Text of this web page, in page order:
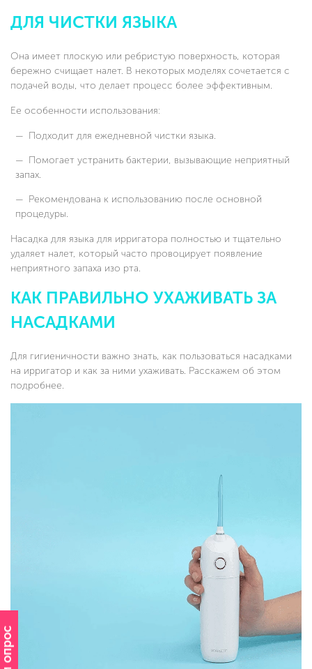
ДЛЯ ЧИСТКИ ЯЗЫКА
Она имеет плоскую или ребристую поверхность, которая
бережно счищает налет. В некоторых моделях сочетается с
подачей воды, что делает процесс более эффективным.
Ее особенности использования:
Подходит для ежедневной чистки языка.
Помогает устранить бактерии, вызывающие неприятный
запах.
Рекомендована к использованию после основной
процедуры.
Насадка для языка для ирригатора полностью и тщательно
удаляет налет, который часто провоцирует появление
неприятного запаха изо рта.
КАК ПРАВИЛЬНО УХАЖИВАТЬ ЗА
НАСАДКАМИ
Для гигиеничности важно знать, как пользоваться насадками
на ирригатор и как за ними ухаживать. Расскажем об этом
подробнее.